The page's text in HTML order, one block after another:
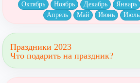
Октябрь Ноябрь Декабрь Январь
Апрель
Май Июнь Июль
Праздники 2023
Что подарить на праздник?